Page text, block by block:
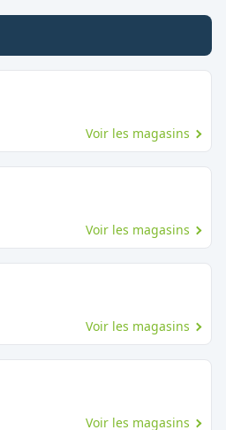
Voir les magasins
Voir les magasins
Voir les magasins
Voir les magasins